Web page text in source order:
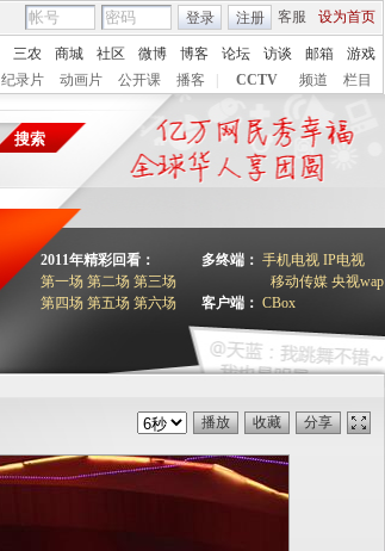
客服 设为首页
登录 注册
三农 商城 社区 微博 博客 论坛 访谈 邮箱
游戏
纪录片 动画片 公开课 播客 CCTV 频道 栏目
多终端： 手机电视 IP电视
移动传媒 央视wap
客户端： CBox
2011年精彩回看：
第一场 第二场 第三场
第四场 第五场 第六场
播放 收藏 分享